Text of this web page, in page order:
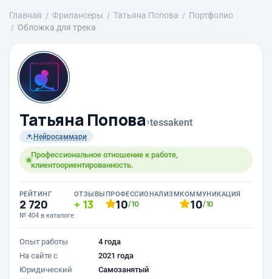
Главная Фрилансеры Татьяна Попова
Портфолио
Обложка для трека
Татьяна Попова›tessakent
Нейросаммари
Профессиональное отношение к работе,
клиентоориентированность.
РЕЙТИНГ
2 720
№ 404 в каталоге
ОТЗЫВЫ
13
ПРОФЕССИОНАЛИЗМ
10/10
КОММУНИКАЦИЯ
10/10
Опыт работы
4 года
На сайте с
2021 года
Юридический
Самозанятый